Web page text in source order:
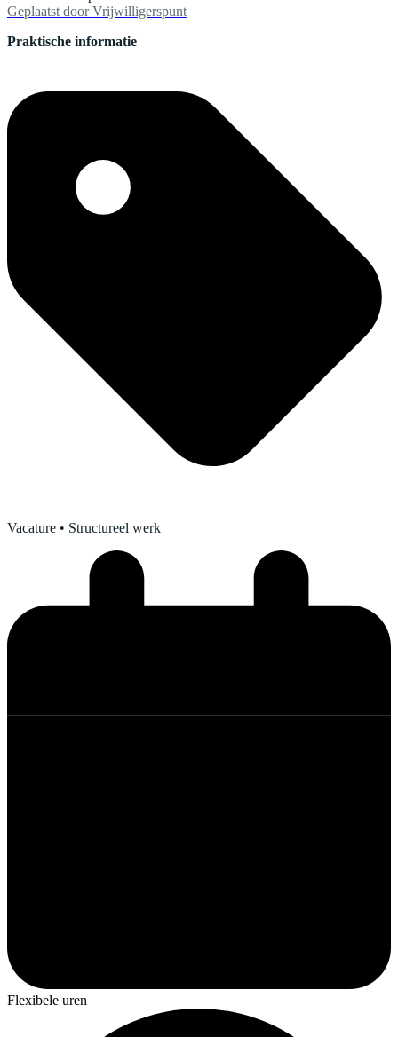
Geplaatst door Vrijwilligerspunt
Praktische informatie
Vacature • Structureel werk
Flexibele uren